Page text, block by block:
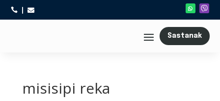
 
Sastanak
misisipi reka